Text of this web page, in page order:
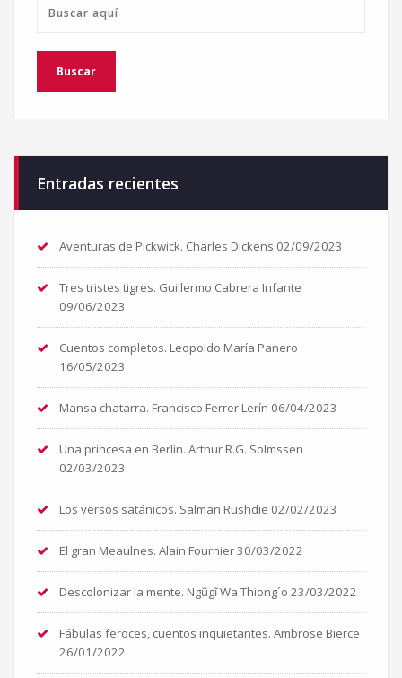
Entradas recientes
Aventuras de Pickwick. Charles Dickens 02/09/2023
Tres tristes tigres. Guillermo Cabrera Infante
09/06/2023
Cuentos completos. Leopoldo María Panero
16/05/2023
Mansa chatarra. Francisco Ferrer Lerín 06/04/2023
Una princesa en Berlín. Arthur R.G. Solmssen
02/03/2023
Los versos satánicos. Salman Rushdie 02/02/2023
El gran Meaulnes. Alain Fournier30/03/2022
Descolonizar la mente. Ngũgĩ Wa Thiong´o 23/03/2022
Fábulas feroces, cuentos inquietantes. Ambrose Bierce
26/01/2022